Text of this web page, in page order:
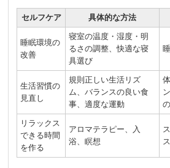
セルフケア 具体的な方法
睡眠環境の
改善
寝室の温度・湿度・明
るさの調整、快適な寝
具選び
生活習慣の
見直し
規則正しい生活リズ
ム、バランスの良い食
事、適度な運動
リラックス
できる時間
を作る
アロマテラピー、入
浴、瞑想